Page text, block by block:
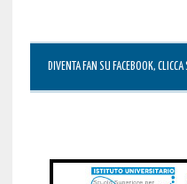
DIVENTA FAN SU FACEBOOK,